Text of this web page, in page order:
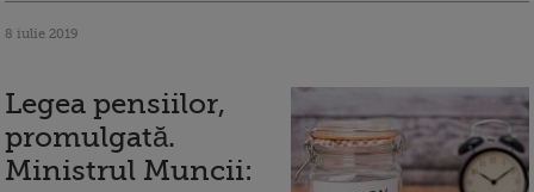
8 iulie 2019
Legea pensiilor,
promulgată.
Ministrul Muncii: